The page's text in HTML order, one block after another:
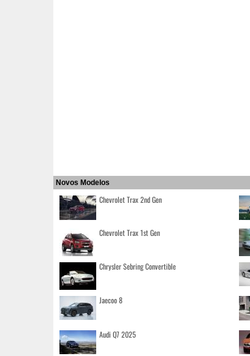
Novos Modelos
Chevrolet Trax 2nd Gen
Chevrolet Trax 1st Gen
Chrysler Sebring Convertible
Jaecoo 8
Audi Q7 2025